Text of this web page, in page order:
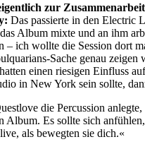
zur
Das passierte in den Electric
Album mixte und an ihm
– ich wollte die Session dort
Sache genau zeigen
einen riesigen Einfluss
in New York sein sollte,
die Percussion
Album. Es sollte sich
als bewegten sie dich.«